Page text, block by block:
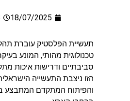
18/07/2025
תעשיית הפלסטיק עוברת
טכנולוגית מהותי, המונע
סביבתיים ודרישות איכות
הזו ניצבת התעשייה
והפיתוח המתקדם המתבצע